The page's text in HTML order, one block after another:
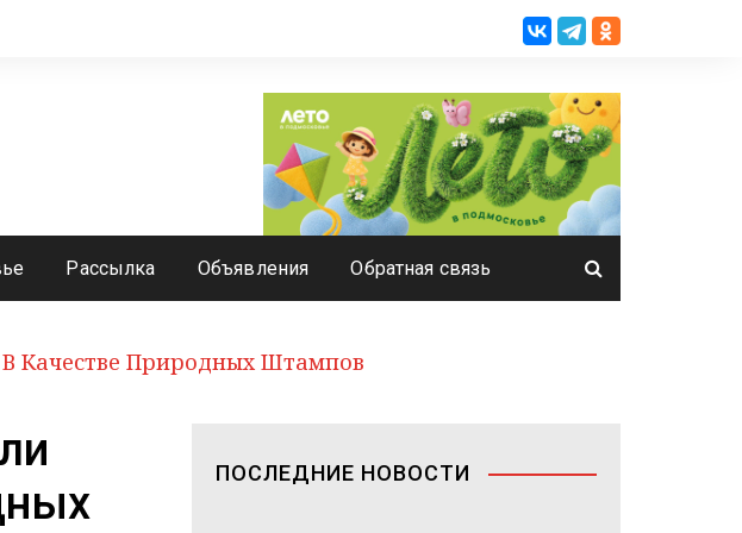
Рассылка Объявления Обратная связь
В Качестве Природных Штампов
ПОСЛЕДНИЕ НОВОСТИ